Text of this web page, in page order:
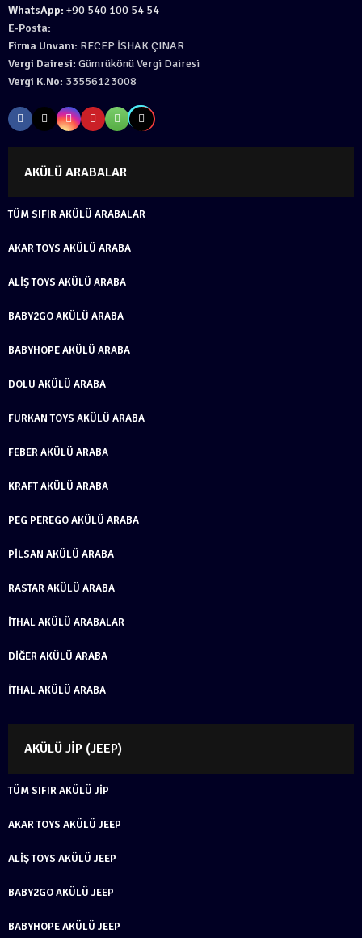
WhatsApp: +90 540 100 54 54
E-Posta:
Firma Unvanı: RECEP İSHAK ÇINAR
Vergi Dairesi: Gümrükönü Vergi Dairesi
Vergi K.No: 33556123008
AKÜLÜ ARABALAR
TÜM SIFIR AKÜLÜ ARABALAR
AKAR TOYS AKÜLÜ ARABA
ALIŞ TOYS AKÜLÜ ARABA
BABY2GO AKÜLÜ ARABA
BABYHOPE AKÜLÜ ARABA
DOLU AKÜLÜ ARABA
FURKAN TOYS AKÜLÜ ARABA
FEBER AKÜLÜ ARABA
KRAFT AKÜLÜ ARABA
PEG PEREGO AKÜLÜ ARABA
PILSAN AKÜLÜ ARABA
RASTAR AKÜLÜ ARABA
İTHAL AKÜLÜ ARABALAR
DIĞER AKÜLÜ ARABA
İTHAL AKÜLÜ ARABA
AKÜLÜ JIP (JEEP)
TÜM SIFIR AKÜLÜ JIP
AKAR TOYS AKÜLÜ JEEP
ALIŞ TOYS AKÜLÜ JEEP
BABY2GO AKÜLÜ JEEP
BABYHOPE AKÜLÜ JEEP